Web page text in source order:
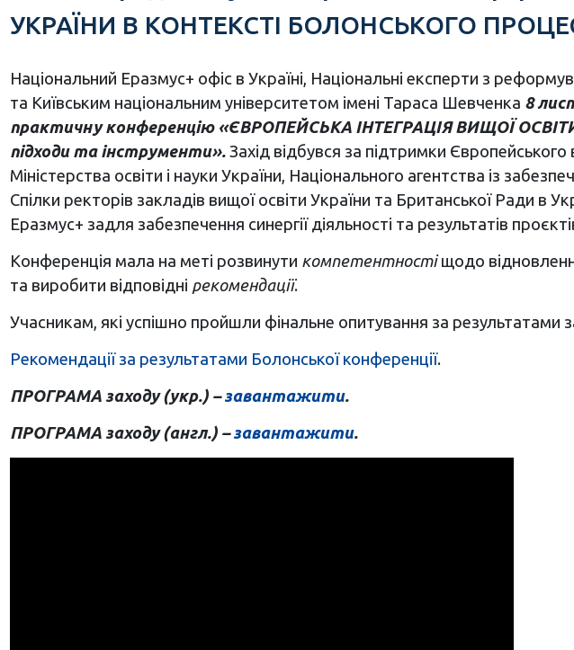
УКРАЇНИ В КОНТЕКСТІ БОЛОНСЬКОГО
Національний Еразмус+ офіс в Україні, Національні експерти з
та Київським національним університетом імені Тараса Шевченка 8
практичну конференцію «ЄВРОПЕЙСЬКА ІНТЕГРАЦІЯ ВИЩОЇ
підходи та інструменти».Захід відбувся за підтримки Європейського
Міністерства освіти і науки України, Національного агентства із
Спілки ректорів закладів вищої освіти України та Британської Ради в
Еразмус+ задля забезпечення синергії діяльності та результатів
Конференція мала на меті розвинути компетентностіщодо
та виробити відповідні рекомендації.
Учасникам, які успішно пройшли фінальне опитування за результатами
Рекомендації за результатами Болонської конференції.
ПРОГРАМА заходу (укр.) –завантажити.
ПРОГРАМА заходу (англ.) –завантажити.